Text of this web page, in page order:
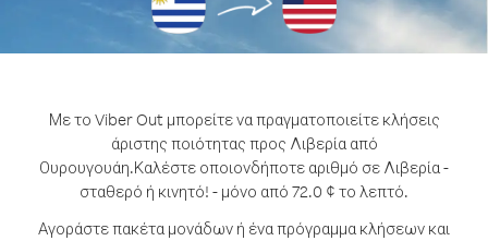
Με το Viber Out μπορείτε να πραγματοποιείτε κλήσεις
άριστης ποιότητας προς Λιβερία από
Ουρουγουάη.Καλέστε οποιονδήποτε αριθμό σε Λιβερία -
σταθερό ή κινητό! - μόνο από 72.0 ¢ το λεπτό.
Αγοράστε πακέτα μονάδων ή ένα πρόγραμμα κλήσεων και